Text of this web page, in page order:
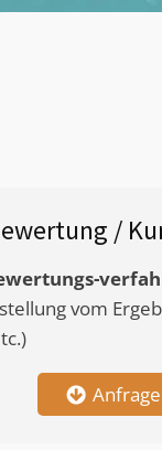
/
vom